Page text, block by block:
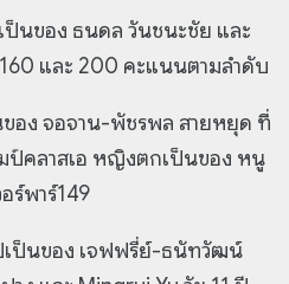
นของ ธนดล วันชนะชัย และ
และ 200 คะแนนตามลำดับ
ของ จอจาน-พัชรพล สายหยุด ที่
มป์คลาสเอ หญิงตกเป็นของ หนู
ร์พาร์149
ป็นของ เจฟฟรี่ย์-ธนัทวัฒน์